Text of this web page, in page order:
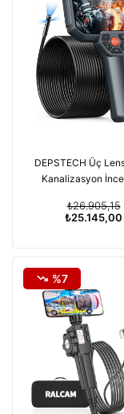
DEPSTECH Üç
Kanalizasyon
₺25.145,00
₺26.905,15
%7